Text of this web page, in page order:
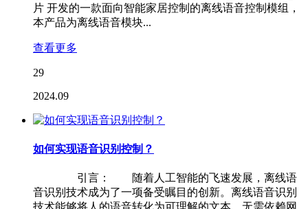
片 开发的一款面向智能家居控制的离线语音控制模组，
本产品为离线语音模块...
查看更多
29
2024.09
如何实现语音识别控制？
引言： 随着人工智能的飞速发展，离线语
音识别技术成为了一项备受瞩目的创新。离线语音识别